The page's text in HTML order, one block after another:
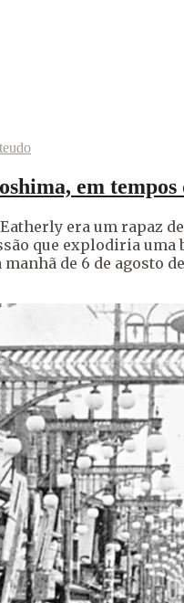
em tempos
era um rapaz
que explodiria uma
de 6 de agosto